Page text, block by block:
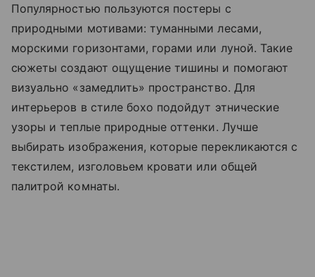
Популярностью пользуются постеры с
природными мотивами: туманными лесами,
морскими горизонтами, горами или луной. Такие
сюжеты создают ощущение тишины и помогают
визуально «замедлить» пространство. Для
интерьеров в стиле бохо подойдут этнические
узоры и теплые природные оттенки. Лучше
выбирать изображения, которые перекликаются с
текстилем, изголовьем кровати или общей
палитрой комнаты.